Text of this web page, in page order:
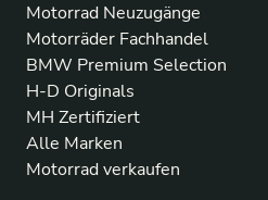
Motorrad Neuzugänge
Motorräder Fachhandel
BMW Premium Selection
H-D Originals
MH Zertifiziert
Alle Marken
Motorrad verkaufen